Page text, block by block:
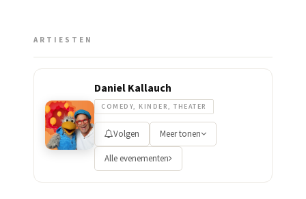
ARTIESTEN
Daniel Kallauch
COMEDY, KINDER, THEATER
Volgen Meer tonen
Alle evenementen